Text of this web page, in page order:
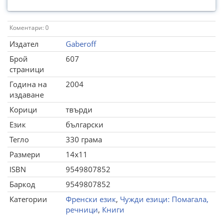
Коментари: 0
Издател
Gaberoff
Брой
страници
607
Година на
издаване
2004
Корици
твърди
Език
български
Тегло
330 грама
Размери
14x11
ISBN
9549807852
Баркод
9549807852
Категории
Френски език, Чужди езици: Помагала,
речници, Книги